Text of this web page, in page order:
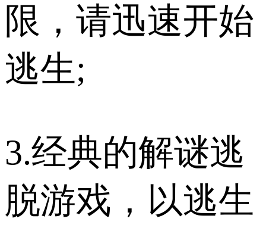
限，请迅速开始
逃生;
3.经典的解谜逃
脱游戏，以逃生